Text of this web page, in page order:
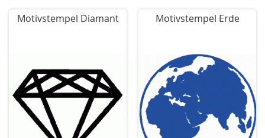
Motivstempel Diamant Motivstempel Erde